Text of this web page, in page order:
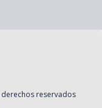
reservados